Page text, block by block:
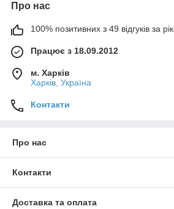
Про нас
100% позитивних з 49 відгуків за рік
Працює з 18.09.2012
м. Харків
Харків, Україна
Контакти
Про нас
Контакти
Доставка та оплата